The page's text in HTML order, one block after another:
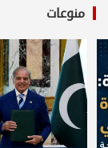
منوعات